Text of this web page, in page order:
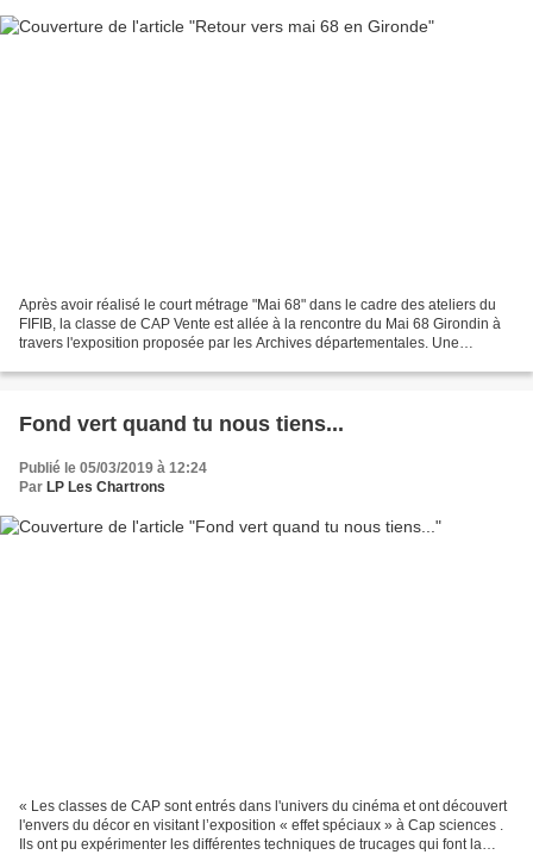
Après avoir réalisé le court métrage "Mai 68" dans le cadre des ateliers du
FIFIB, la classe de CAP Vente est allée à la rencontre du Mai 68 Girondin à
travers l'exposition proposée par les Archives départementales. Une
Fond vert quand tu nous tiens...
Publié le 05/03/2019 à 12:24
Par LP Les Chartrons
« Les classes de CAP sont entrés dans l'univers du cinéma et ont découvert
l'envers du décor en visitant l’exposition « effet spéciaux » à Cap sciences .
Ils ont pu expérimenter les différentes techniques de trucages qui font la